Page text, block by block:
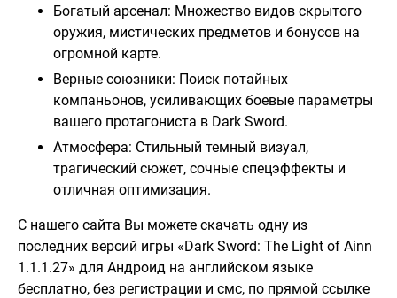
Богатый арсенал: Множество видов скрытого
оружия, мистических предметов и бонусов на
огромной карте.
Верные союзники: Поиск потайных
компаньонов, усиливающих боевые параметры
вашего протагониста в Dark Sword.
Атмосфера: Стильный темный визуал,
трагический сюжет, сочные спецэффекты и
отличная оптимизация.
С нашего сайта Вы можете скачать одну из
последних версий игры «Dark Sword: The Light of Ainn
1.1.1.27» для Андроид на английском языке
бесплатно, без регистрации и смс, по прямой ссылке